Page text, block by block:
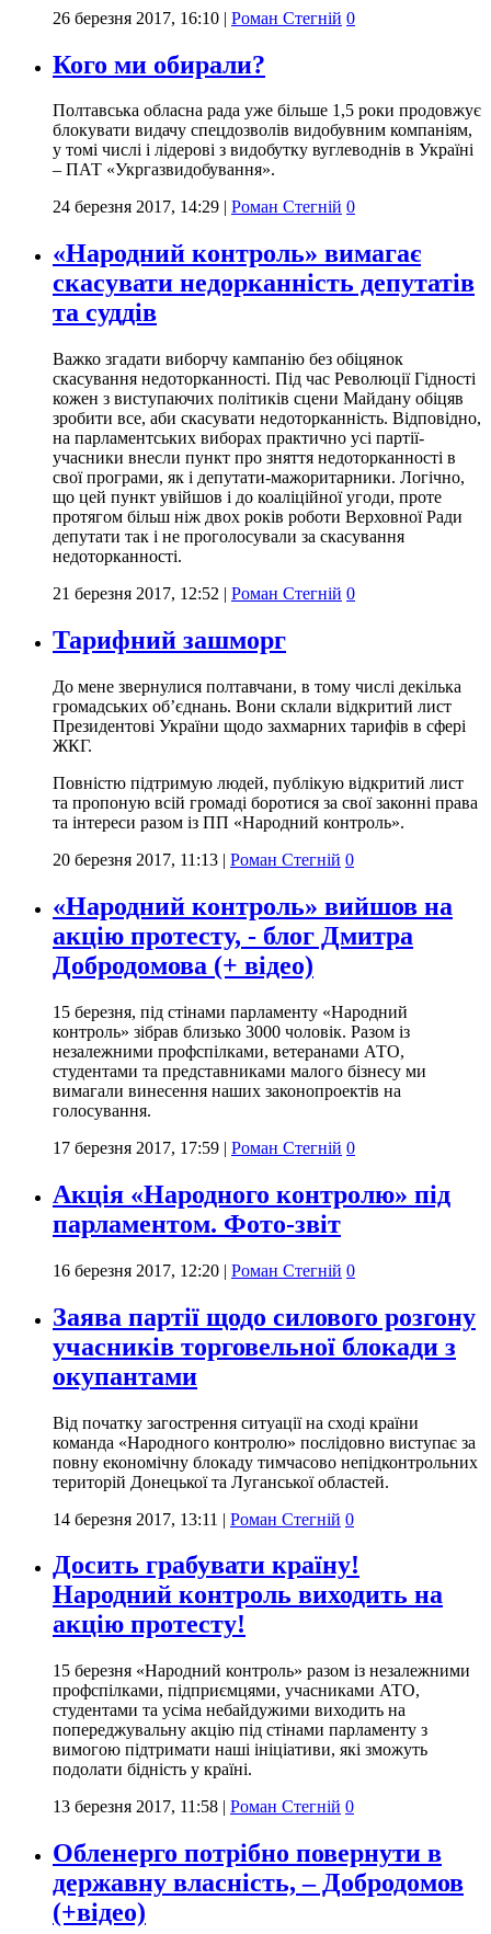
26 березня 2017, 16:10 | Роман Стегній 0
Кого ми обирали?
Полтавська обласна рада уже більше 1,5 роки продовжує
блокувати видачу спецдозволів видобувним компаніям,
у томі числі і лідерові з видобутку вуглеводнів в Україні
– ПАТ «Укргазвидобування».
24 березня 2017, 14:29 | Роман Стегній 0
«Народний контроль» вимагає
скасувати недорканність депутатів
та суддів
Важко згадати виборчу кампанію без обіцянок
скасування недоторканності. Під час Революції Гідності
кожен з виступаючих політиків сцени Майдану обіцяв
зробити все, аби скасувати недоторканність. Відповідно,
на парламентських виборах практично усі партії-
учасники внесли пункт про зняття недоторканності в
свої програми, як і депутати-мажоритарники. Логічно,
що цей пункт увійшов і до коаліційної угоди, проте
протягом більш ніж двох років роботи Верховної Ради
депутати так і не проголосували за скасування
недоторканності.
21 березня 2017, 12:52 | Роман Стегній 0
Тарифний зашморг
До мене звернулися полтавчани, в тому числі декілька
громадських об’єднань. Вони склали відкритий лист
Президентові України щодо захмарних тарифів в сфері
ЖКГ.
Повністю підтримую людей, публікую відкритий лист
та пропоную всій громаді боротися за свої законні права
та інтереси разом із ПП «Народний контроль».
20 березня 2017, 11:13 | Роман Стегній 0
«Народний контроль» вийшов на
акцію протесту, - блог Дмитра
Добродомова (+ відео)
15 березня, під стінами парламенту «Народний
контроль» зібрав близько 3000 чоловік. Разом із
незалежними профспілками, ветеранами АТО,
студентами та представниками малого бізнесу ми
вимагали винесення наших законопроектів на
голосування.
17 березня 2017, 17:59 | Роман Стегній 0
Акція «Народного контролю» під
парламентом. Фото-звіт
16 березня 2017, 12:20 | Роман Стегній 0
Заява партії щодо силового розгону
учасників торговельної блокади з
окупантами
Від початку загострення ситуації на сході країни
команда «Народного контролю» послідовно виступає за
повну економічну блокаду тимчасово непідконтрольних
територій Донецької та Луганської областей.
14 березня 2017, 13:11 | Роман Стегній 0
Досить грабувати країну!
Народний контроль виходить на
акцію протесту!
15 березня «Народний контроль» разом із незалежними
профспілками, підприємцями, учасниками АТО,
студентами та усіма небайдужими виходить на
попереджувальну акцію під стінами парламенту з
вимогою підтримати наші ініціативи, які зможуть
подолати бідність у країні.
13 березня 2017, 11:58 | Роман Стегній 0
Обленерго потрібно повернути в
державну власність, – Добродомов
(+відео)